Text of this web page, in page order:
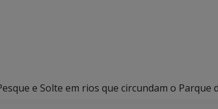
e Solte em rios que circundam o Parque